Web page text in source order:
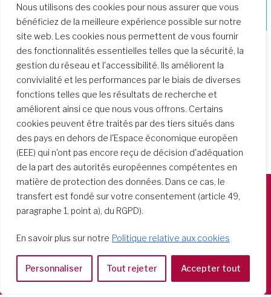
Nous utilisons des cookies pour nous assurer que vous
bénéficiez de la meilleure expérience possible sur notre
site web. Les cookies nous permettent de vous fournir
des fonctionnalités essentielles telles que la sécurité, la
gestion du réseau et l'accessibilité. Ils améliorent la
convivialité et les performances par le biais de diverses
fonctions telles que les résultats de recherche et
améliorent ainsi ce que nous vous offrons. Certains
cookies peuvent être traités par des tiers situés dans
des pays en dehors de l'Espace économique européen
(EEE) qui n'ont pas encore reçu de décision d'adéquation
de la part des autorités européennes compétentes en
matière de protection des données. Dans ce cas, le
transfert est fondé sur votre consentement (article 49,
paragraphe 1, point a), du RGPD).
En savoir plus sur notre Politique relative aux cookies
Personnaliser Tout rejeter Accepter tout
Cœur au cours de la vie de Madeleine
Sophie Barat (1779-1865)
Società del Sacro Cuore
Via Tarquinio Vipera, 16 - 00152 Roma
Tel: 06 58 23 03 32 or 06 58 20 31 17